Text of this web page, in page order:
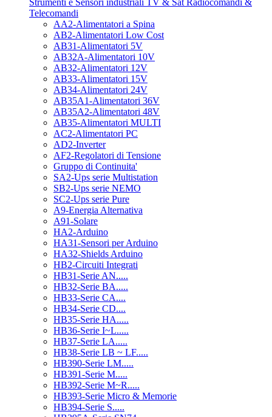
Strumenti e Sensori industriali TV & Sat Radiocomandi &
Telecomandi
AA2-Alimentatori a Spina
AB2-Alimentatori Low Cost
AB31-Alimentatori 5V
AB32A-Alimentatori 10V
AB32-Alimentatori 12V
AB33-Alimentatori 15V
AB34-Alimentatori 24V
AB35A1-Alimentatori 36V
AB35A2-Alimentatori 48V
AB35-Alimentatori MULTI
AC2-Alimentatori PC
AD2-Inverter
AF2-Regolatori di Tensione
Gruppo di Continuita'
SA2-Ups serie Multistation
SB2-Ups serie NEMO
SC2-Ups serie Pure
A9-Energia Alternativa
A91-Solare
HA2-Arduino
HA31-Sensori per Arduino
HA32-Shields Arduino
HB2-Circuiti Integrati
HB31-Serie AN.....
HB32-Serie BA.....
HB33-Serie CA....
HB34-Serie CD....
HB35-Serie HA.....
HB36-Serie I~L.....
HB37-Serie LA.....
HB38-Serie LB ~ LF.....
HB390-Serie LM.....
HB391-Serie M.....
HB392-Serie M~R.....
HB393-Serie Micro & Memorie
HB394-Serie S.....